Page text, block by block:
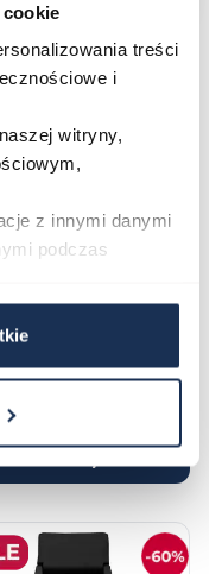
treści
i
witryny,
z innymi danymi
podczas